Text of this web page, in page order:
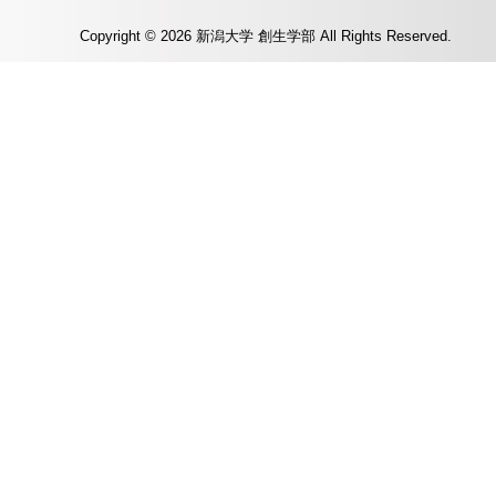
Copyright © 2026 新潟大学 創生学部 All Rights Reserved.